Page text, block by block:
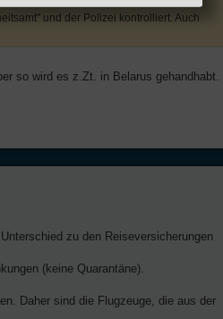
und der Polizei kontrolliert. Auch
so wird es z.Zt. in Belarus gehandhabt.
zu den Reiseversicherungen
(keine Quarantäne).
Daher sind die Flugzeuge, die aus der